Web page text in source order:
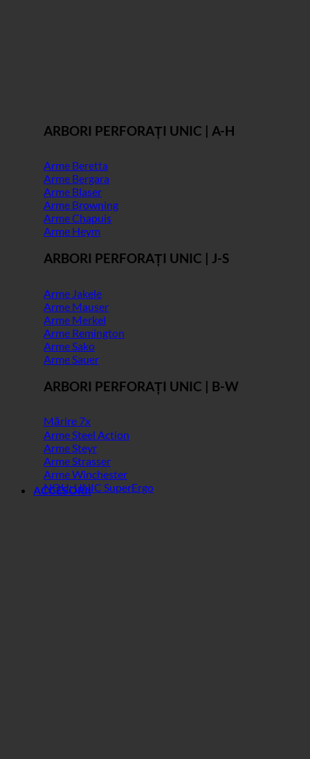
ARBORI PERFORAȚI UNIC | A-H
Arme Beretta
Arme Bergara
Arme Blaser
Arme Browning
Arme Chapuis
Arme Heym
ARBORI PERFORAȚI UNIC | J-S
Arme Jakele
Arme Mauser
Arme Merkel
Arme Remington
Arme Sako
Arme Sauer
ARBORI PERFORAȚI UNIC | B-W
Mărire 7x
Arme Steel Action
Arme Steyr
Arme Strasser
Arme Winchester
NOU: UNIC SuperErgo
ACCESORII